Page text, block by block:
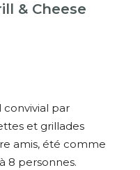
& Cheese
convivial par
et grillades
amis, été comme
8 personnes.